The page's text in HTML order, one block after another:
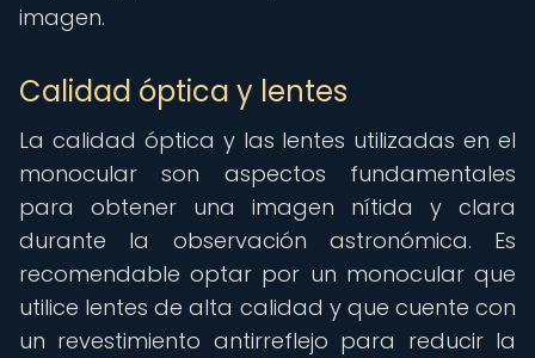
imagen.
Calidad óptica y lentes
La calidad óptica y las lentes utilizadas en el
monocular son aspectos fundamentales
para obtener una imagen nítida y clara
durante la observación astronómica. Es
recomendable optar por un monocular que
utilice lentes de alta calidad y que cuente con
un revestimiento antirreflejo para reducir la